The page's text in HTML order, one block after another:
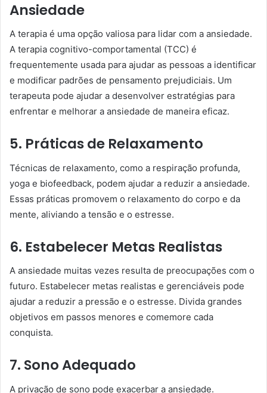
Ansiedade
A terapia é uma opção valiosa para lidar com a ansiedade.
A terapia cognitivo-comportamental (TCC) é
frequentemente usada para ajudar as pessoas a identificar
e modificar padrões de pensamento prejudiciais. Um
terapeuta pode ajudar a desenvolver estratégias para
enfrentar e melhorar a ansiedade de maneira eficaz.
5. Práticas de Relaxamento
Técnicas de relaxamento, como a respiração profunda,
yoga e biofeedback, podem ajudar a reduzir a ansiedade.
Essas práticas promovem o relaxamento do corpo e da
mente, aliviando a tensão e o estresse.
6. Estabelecer Metas Realistas
A ansiedade muitas vezes resulta de preocupações com o
futuro. Estabelecer metas realistas e gerenciáveis pode
ajudar a reduzir a pressão e o estresse. Divida grandes
objetivos em passos menores e comemore cada
conquista.
7. Sono Adequado
A privação de sono pode exacerbar a ansiedade.